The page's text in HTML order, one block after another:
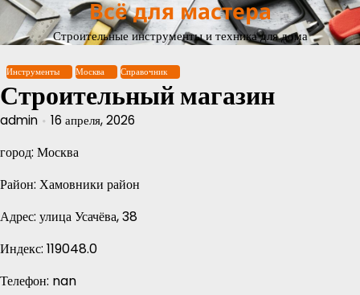
Перейти
содержимому
Всё для мастера
Строительные инструменты и техника для дома
Инструменты Москва Справочник
Строительный магазин
admin 16 апреля, 2026
город: Москва
Район: Хамовники район
Адрес: улица Усачёва, 38
Индекс: 119048.0
Телефон: nan